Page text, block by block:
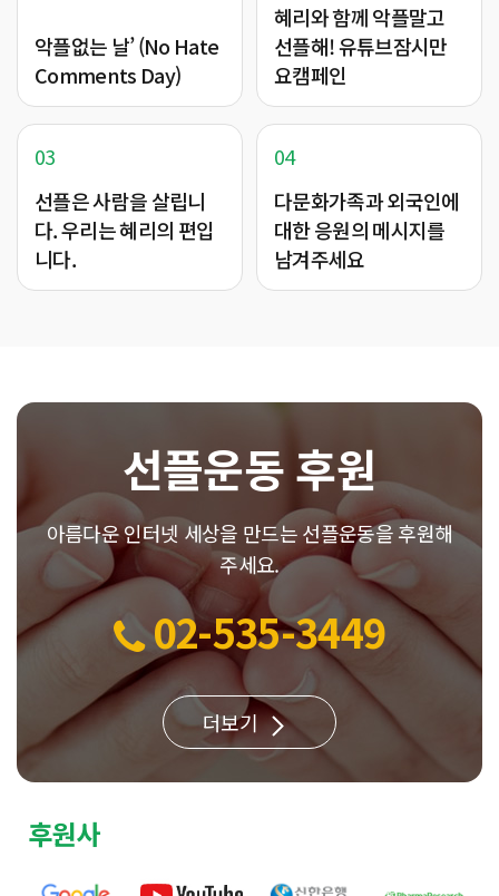
악플없는 날’ (No Hate
Comments Day)
혜리와 함께 악플말고
선플해! 유튜브잠시만
요캠페인
03
선플은 사람을 살립니
다. 우리는 혜리의 편입
니다.
04
다문화가족과 외국인에
대한 응원의 메시지를
남겨주세요
선플운동 후원
아름다운 인터넷 세상을 만드는 선플운동을 후원해
주세요.
02-535-3449
더보기
후원사